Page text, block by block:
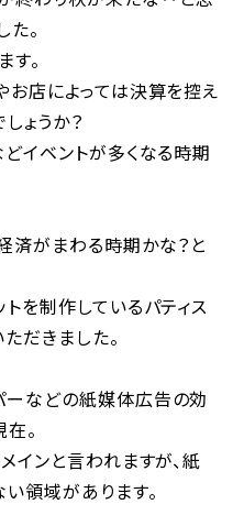
。
。
お店によっては決算を控え
ょうか？
どイベントが多くなる時期
済がまわる時期かな？と
を制作しているパティス
だきました。
などの紙媒体広告の効
。
ンと言われますが、紙
領域があります。